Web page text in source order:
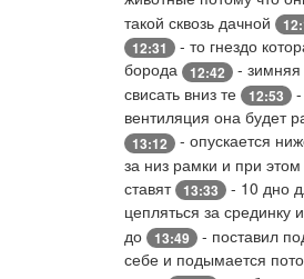
такой сквозь дачной
12:31 - то гнездо
борода
12:42 - зимняя
свисать вниз те
12:53
вентиляция она будет
13:12 - опускается
за низ рамки и при
ставят 13:33 - 10 дно
цепляться за срединку
до
13:49 - поставил
себе и подымается